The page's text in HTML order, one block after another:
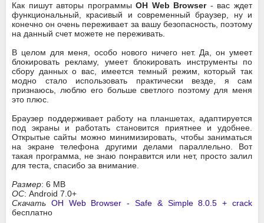
Как пишут авторы программыOH Web Browser - вас ждет
функциональный, красивый и современный браузер, ну и
конечно он очень переживает за вашу безопасность, поэтому
на данный счет можете не переживать.
В целом для меня, особо нового ничего нет. Да, он умеет
блокировать рекламу, умеет блокировать инструменты по
сбору данных о вас, имеется темный режим, который так
модно стало использовать практически везде, я сам
признаюсь, люблю его больше светлого поэтому для меня
это плюс.
Браузер поддерживает работу на планшетах, адаптируется
под экраны и работать становится приятнее и удобнее.
Открытые сайты можно минимизировать, чтобы заниматься
на экране телефона другими делами параллельно. Вот
такая программа, не знаю понравится или нет, просто залил
для теста, спасибо за внимание.
Размер: 6 MB
ОС: Android 7.0+
Скачать OH Web Browser - Safe & Simple 8.0.5 + crack
бесплатно